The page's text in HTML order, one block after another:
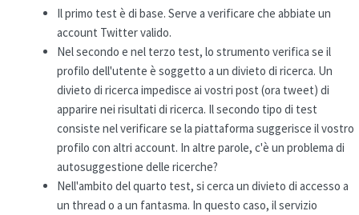
Il primo test è di base. Serve a verificare che abbiate un
account Twitter valido.
Nel secondo e nel terzo test, lo strumento verifica se il
profilo dell'utente è soggetto a un divieto di ricerca. Un
divieto di ricerca impedisce ai vostri post (ora tweet) di
apparire nei risultati di ricerca. Il secondo tipo di test
consiste nel verificare se la piattaforma suggerisce il vostro
profilo con altri account. In altre parole, c'è un problema di
autosuggestione delle ricerche?
Nell'ambito del quarto test, si cerca un divieto di accesso a
un thread o a un fantasma. In questo caso, il servizio